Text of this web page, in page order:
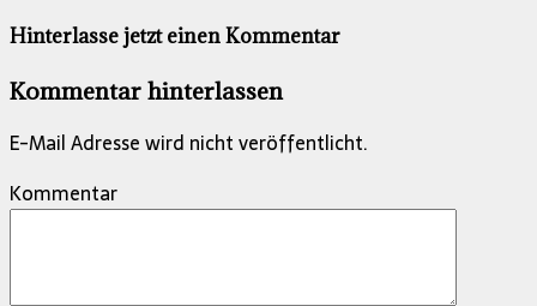
Hinterlasse jetzt einen Kommentar
Kommentar hinterlassen
E-Mail Adresse wird nicht veröffentlicht.
Kommentar